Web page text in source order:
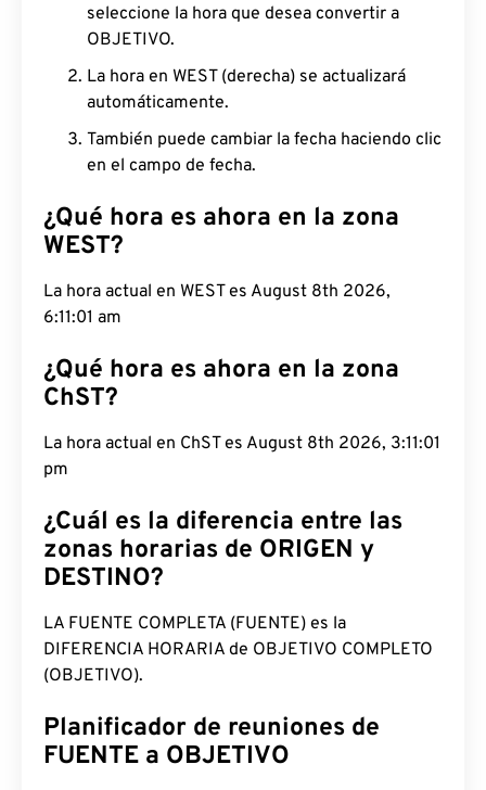
seleccione la hora que desea convertir a
OBJETIVO.
La hora en WEST (derecha) se actualizará
automáticamente.
También puede cambiar la fecha haciendo clic
en el campo de fecha.
¿Qué hora es ahora en la zona
WEST?
La hora actual en WEST es August 8th 2026,
6:11:02 am
¿Qué hora es ahora en la zona
ChST?
La hora actual en ChST es August 8th 2026,
3:11:02 pm
¿Cuál es la diferencia entre las
zonas horarias de ORIGEN y
DESTINO?
LA FUENTE COMPLETA (FUENTE) es la
DIFERENCIA HORARIA de OBJETIVO COMPLETO
(OBJETIVO).
Planificador de reuniones de
FUENTE a OBJETIVO